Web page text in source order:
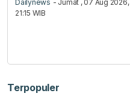
Dailynews - Jumat , 07 Aug 2026,
21:15 WIB
Terpopuler